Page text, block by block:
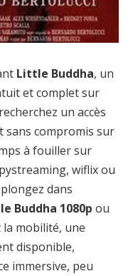
Little Buddha, un
et complet sur
un accès
sans compromis sur
à fouiller sur
wiflix ou
dans
Buddha 1080p ou
mobilité, une
disponible,
immersive, peu